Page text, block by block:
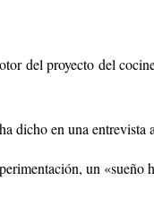
del proyecto del
dicho en una
un